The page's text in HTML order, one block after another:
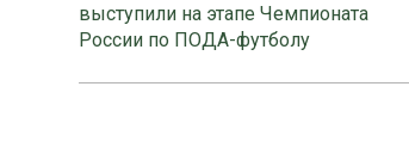
выступили на этапе Чемпионата
России по ПОДА-футболу